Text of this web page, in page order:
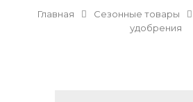
Главная Сезонные товары
удобрения